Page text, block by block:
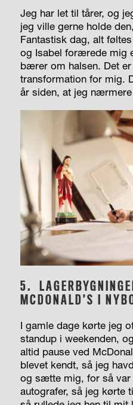
Jeg har let til tårer, og
jeg ville gerne holde
Fantastisk dag, alt
og Isabel forærede mig
bærer om halsen. Det
transformation for mig.
år siden, at jeg
5.
MCDONALD’S I
I gamle dage kørte jeg
standup i weekenden,
altid pause ved
blevet kendt, så jeg
og sætte mig, for så
autografer, så jeg kørte